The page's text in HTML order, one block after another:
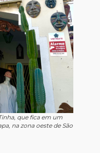
que fica em um
na zona oeste de São